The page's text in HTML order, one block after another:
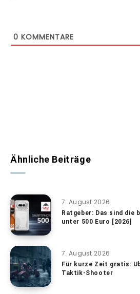
0 KOMMENTARE
Ähnliche Beiträge
7. August 2026
Ratgeber: Das sind die
unter 500 Euro [2026]
7. August 2026
Für kurze Zeit gratis:
Taktik-Shooter